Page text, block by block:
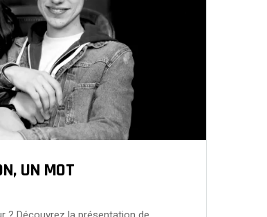
UN MOT